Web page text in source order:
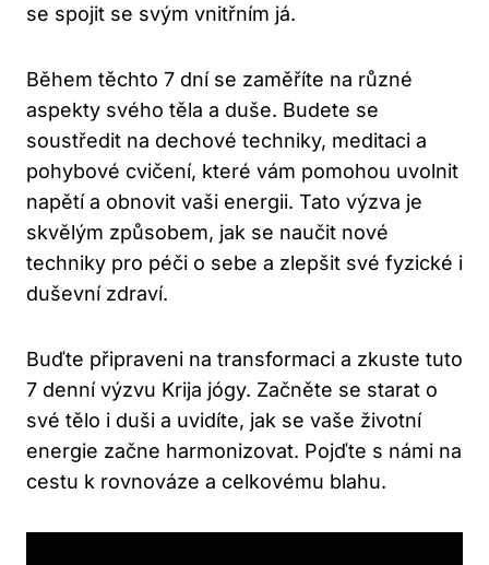
se spojit se svým ​vnitřním ​já.
Během těchto 7 dní se zaměříte na různé
aspekty svého těla a duše. Budete se
‌soustředit na dechové techniky, meditaci a
pohybové cvičení,⁢ které vám pomohou ‍uvolnit
napětí a obnovit vaši energii. Tato výzva je⁣
skvělým způsobem,⁤ jak se naučit nové
techniky pro péči‍ o ​sebe a zlepšit ⁣své fyzické i⁢
duševní zdraví.
Buďte​ připraveni ‍na ​transformaci a ‍zkuste tuto
7 denní výzvu ⁢Krija ‌jógy. Začněte se⁤ starat o
své tělo i duši a uvidíte, jak se vaše životní
energie začne harmonizovat. Pojďte s námi na
‌cestu k rovnováze a celkovému blahu.